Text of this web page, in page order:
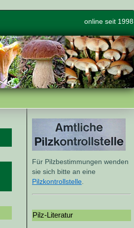
online seit 1998
Für Pilzbestimmungen wenden
sie sich bitte an eine
Pilzkontrollstelle.
Pilz-Literatur